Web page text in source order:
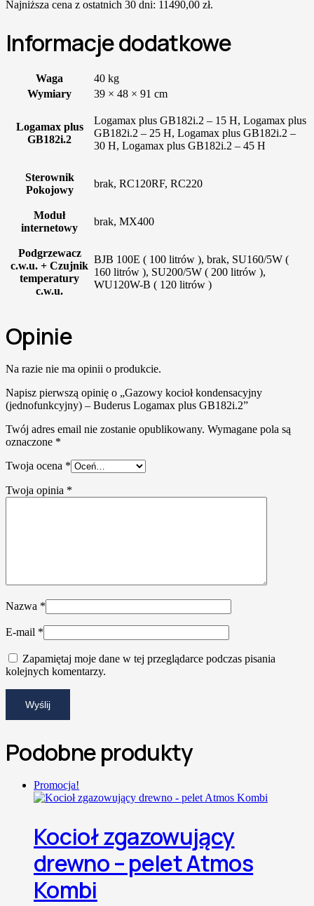
Najniższa cena z ostatnich 30 dni: 11490,00 zł.
Informacje dodatkowe
Waga
40 kg
Wymiary
39 × 48 × 91 cm
Logamax plus
GB182i.2
Logamax plus GB182i.2 – 15 H, Logamax plus
GB182i.2 – 25 H, Logamax plus GB182i.2 –
30 H, Logamax plus GB182i.2 – 45 H
Sterownik
Pokojowy
brak, RC120RF, RC220
Moduł
internetowy
brak, MX400
Podgrzewacz
c.w.u. + Czujnik
temperatury
c.w.u.
BJB 100E ( 100 litrów ), brak, SU160/5W (
160 litrów ), SU200/5W ( 200 litrów ),
WU120W-B ( 120 litrów )
Opinie
Na razie nie ma opinii o produkcie.
Napisz pierwszą opinię o „Gazowy kocioł kondensacyjny
(jednofunkcyjny) – Buderus Logamax plus GB182i.2”
Twój adres email nie zostanie opublikowany. Wymagane pola są
oznaczone *
Twoja ocena *
Twoja opinia *
Nazwa *
E-mail *
Zapamiętaj moje dane w tej przeglądarce podczas pisania
kolejnych komentarzy.
Podobne produkty
Promocja!
Kocioł zgazowujący
drewno – pelet Atmos
Kombi